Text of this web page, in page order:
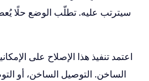
سيترتب عليه. تطلّب الوضع حلًا
اعتمد تنفيذ هذا الإصلاح على
الساخن. التوصيل الساخن، أو